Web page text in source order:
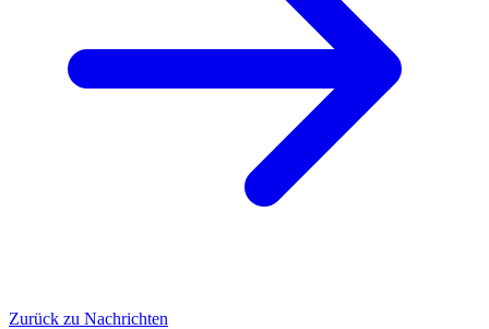
Zurück zu Nachrichten